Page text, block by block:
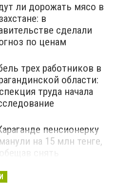
ли дорожать мясо в
в
сделали
по ценам
трех работников в
области:
труда начала
пенсионерку
на 15 млн тенге,
снять